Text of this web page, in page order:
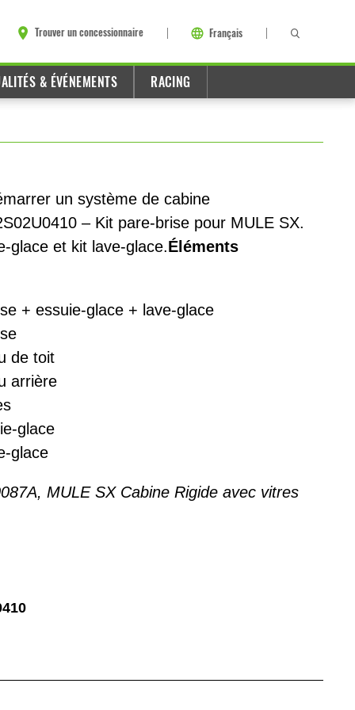
Trouver un concessionnaire Français
& ÉVÉNEMENTS RACING
un système de cabine
– Kit pare-brise pour MULE SX.
glace et kit lave-glace.Éléments
+ essuie-glace + lave-glace
de toit
arrière
glace
glace
MULE SX Cabine Rigide avec vitres